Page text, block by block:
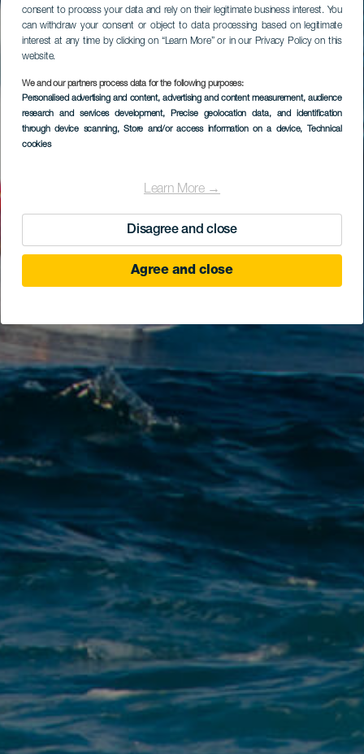
consent to process your data and rely on their legitimate business interest. You
can withdraw your consent or object to data processing based on legitimate
interest at any time by clicking on “Learn More” or in our Privacy Policy on this
website.
We and our partners process data for the following purposes:
Personalised advertising and content, advertising and content measurement, audience
research and services development, Precise geolocation data, and identification
through device scanning, Store and/or access information on a device, Technical
cookies
Learn More →
Disagree and close
Agree and close